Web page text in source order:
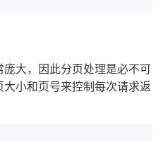
大，因此分页处理是必不可
小和页号来控制每次请求返